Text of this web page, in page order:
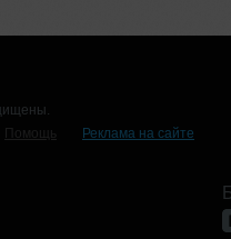
Помощь
Реклама на сайте